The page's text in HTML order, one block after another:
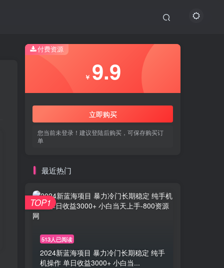
付费资源
￥ 9.9
立即购买
您当前未登录！建议登陆后购买，可保存购买订
单
最近热门
513人已阅读
2024新蓝海项目 暴力冷门长期稳定 纯手
机操作 单日收益3000+ 小白当...
TOP1